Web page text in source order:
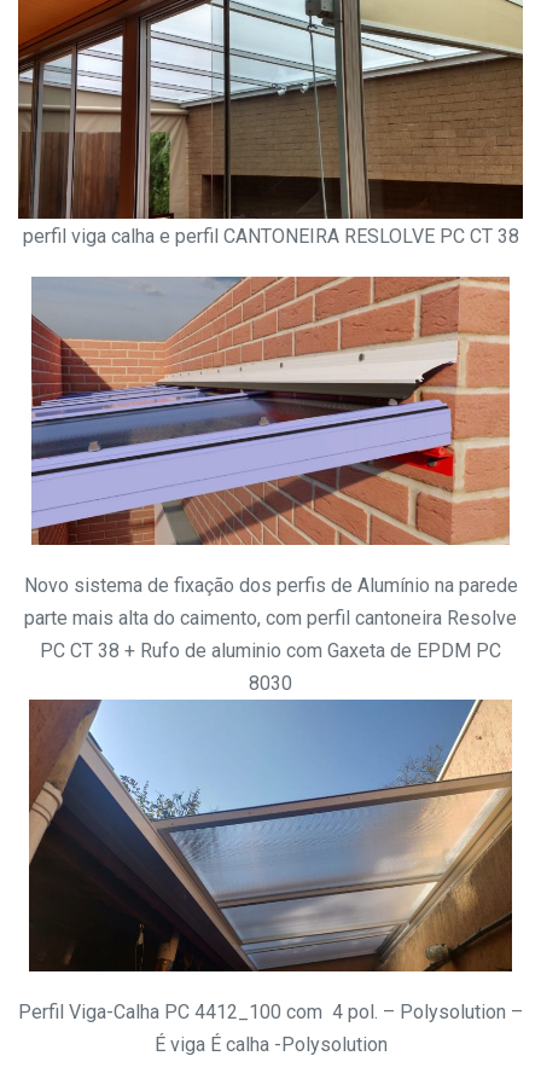
perfil viga calha e perfil CANTONEIRA RESLOLVE PC CT 38
Novo sistema de fixação dos perfis de Alumínio na parede
parte mais alta do caimento, com perfil cantoneira Resolve
PC CT 38 + Rufo de aluminio com Gaxeta de EPDM PC
8030
Perfil Viga-Calha PC 4412_100 com 4 pol. – Polysolution –
É viga É calha -Polysolution